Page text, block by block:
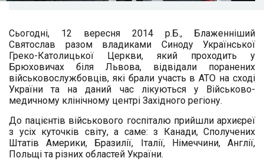
Сьогодні, 12 вересня 2014 р.Б., Блаженніший
Святослав разом владиками Синоду Української
Греко-Католицької Церкви, який проходить у
Брюховичах біля Львова, відвідали поранених
військовослужбовців, які брали участь в АТО на сході
України та на даний час лікуються у Військово-
медичному клінічному центрі Західного регіону.
До пацієнтів військового госпіталю прийшли архиєреї
з усіх куточків світу, а саме: з Канади, Сполучених
Штатів Америки, Бразилії, Італії, Німеччини, Англії,
Польщі та різних областей України.